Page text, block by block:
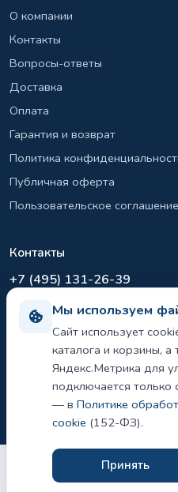
Мы используем
Сайт использует
каталога и корзины, а
Яндекс.Метрика для
подключается только
— в Политике
cookie (152-ФЗ).
Принять
О компании
Контакты
Вопросы-ответы
Доставка
Оплата
Гарантия и возврат
Политика
Публичная оферта
Пользовательское соглашение
Контакты
+7 (495) 131-26-39
info@el-sirius.ru
МО, г. Раменское, ул. Карла
Склад: Шереметьево,
2026 ООО «ЭЛ-СИРИУС».
Политика конфиденциальности